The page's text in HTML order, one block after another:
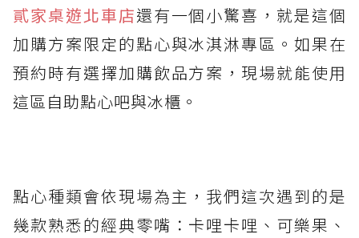
貳家桌遊北車店還有一個小驚喜，就是這個
加購方案限定的點心與冰淇淋專區。如果在
預約時有選擇加購飲品方案，現場就能使用
這區自助點心吧與冰櫃。
點心種類會依現場為主，我們這次遇到的是
幾款熟悉的經典零嘴：卡哩卡哩、可樂果、